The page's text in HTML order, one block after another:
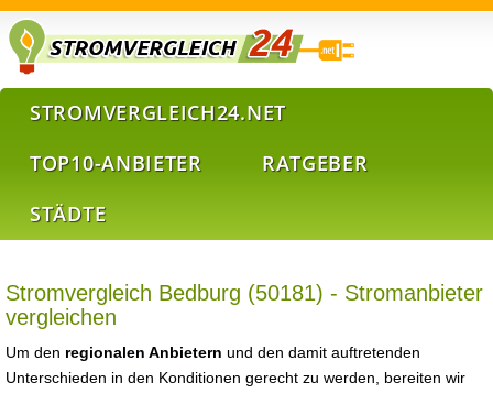
STROMVERGLEICH24.NET
TOP10-ANBIETER
RATGEBER
STÄDTE
Stromvergleich Bedburg (50181) - Stromanbieter
vergleichen
Um den regionalen Anbietern und den damit auftretenden
Unterschieden in den Konditionen gerecht zu werden, bereiten wir